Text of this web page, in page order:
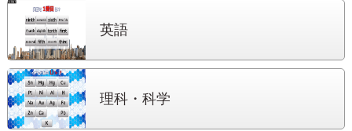
英語
理科・科学